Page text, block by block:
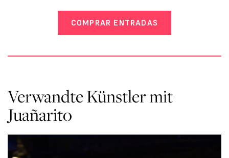
COMPRAR ENTRADAS
Verwandte Künstler mit
Juañarito